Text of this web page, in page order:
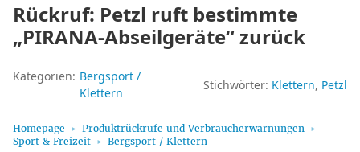
Rückruf: Petzl ruft bestimmte
„PIRANA-Abseilgeräte“ zurück
Kategorien: Bergsport /
Klettern
Stichwörter: Klettern Petzl
Homepage
Produktrückrufe und Verbraucherwarnungen
Sport & Freizeit
Bergsport / Klettern